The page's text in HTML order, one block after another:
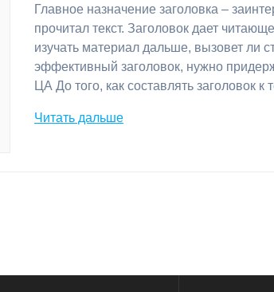
Главное назначение заголовка –
прочитал текст. Заголовок дает
изучать материал дальше, вызовет ли
эффективный заголовок, нужно
ЦА До того, как составлять заголовок
Читать дальше